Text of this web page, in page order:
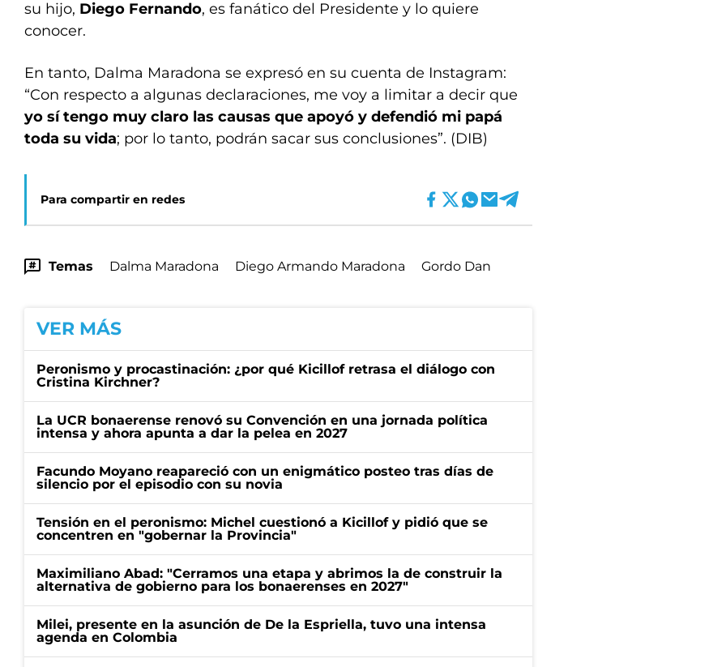
su hijo, Diego Fernando, es fanático del Presidente y lo quiere
conocer.
En tanto, Dalma Maradona se expresó en su cuenta de Instagram:
“Con respecto a algunas declaraciones, me voy a limitar a decir que
yo sí tengo muy claro las causas que apoyó y defendió mi papá
toda su vida; por lo tanto, podrán sacar sus conclusiones”. (DIB)
Para compartir en redes
Temas Dalma Maradona Diego Armando Maradona Gordo Dan
VER MÁS
Peronismo y procastinación: ¿por qué Kicillof retrasa el diálogo con
Cristina Kirchner?
La UCR bonaerense renovó su Convención en una jornada política
intensa y ahora apunta a dar la pelea en 2027
Facundo Moyano reapareció con un enigmático posteo tras días de
silencio por el episodio con su novia
Tensión en el peronismo: Michel cuestionó a Kicillof y pidió que se
concentren en "gobernar la Provincia"
Maximiliano Abad: "Cerramos una etapa y abrimos la de construir la
alternativa de gobierno para los bonaerenses en 2027"
Milei, presente en la asunción de De la Espriella, tuvo una intensa
agenda en Colombia